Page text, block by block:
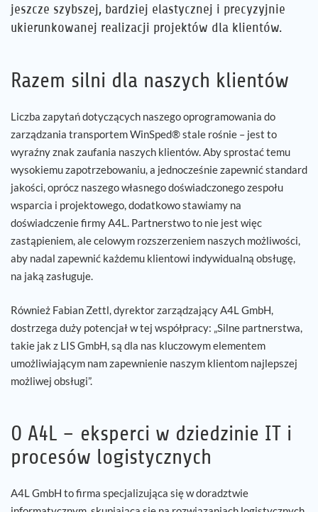
jeszcze szybszej, bardziej elastycznej i precyzyjnie
ukierunkowanej realizacji projektów dla klientów.
Razem silni dla naszych klientów
Liczba zapytań dotyczących naszego oprogramowania do
zarządzania transportem WinSped® stale rośnie – jest to
wyraźny znak zaufania naszych klientów. Aby sprostać temu
wysokiemu zapotrzebowaniu, a jednocześnie zapewnić standard
jakości, oprócz naszego własnego doświadczonego zespołu
wsparcia i projektowego, dodatkowo stawiamy na
doświadczenie firmy A4L. Partnerstwo to nie jest więc
zastąpieniem, ale celowym rozszerzeniem naszych możliwości,
aby nadal zapewnić każdemu klientowi indywidualną obsługę,
na jaką zasługuje.
Również Fabian Zettl, dyrektor zarządzający A4L GmbH,
dostrzega duży potencjał w tej współpracy: „Silne partnerstwa,
takie jak z LIS GmbH, są dla nas kluczowym elementem
umożliwiającym nam zapewnienie naszym klientom najlepszej
możliwej obsługi”.
O A4L – eksperci w dziedzinie IT i
procesów logistycznych
A4L GmbH to firma specjalizująca się w doradztwie